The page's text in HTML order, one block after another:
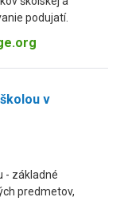
podujatí.
v
- základné
predmetov,